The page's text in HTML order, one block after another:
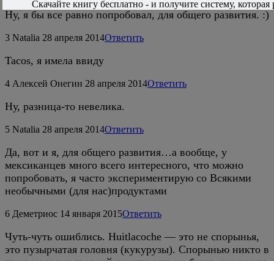
Ну, я бы все равно попробовал, для общего развития. :)
3 Natalia 28 апреля 2014Ответить
Tacos, я имела ввиду
4 Алексей Онегин 28 апреля 2014Ответить
Ну, разница-то невелика.
5 Natalia 28 апреля 2014Ответить
Да, вот и я, для общего развития…а вообще, у
мексиканцев много всего интересного, что можно
попробовать, я часто экспериментирую со Всякими
необычными (для нас)продуктами
6 Деметриос 14 января 2015Ответить
Чуть-чуть ошиблись. Huitlacoche — это не спорынья,
это пузырчатая головня (кукурузы). Спорынью никто в
Скачайте книгу бесплатно - и получите систему, которая